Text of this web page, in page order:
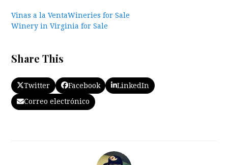
Vinas a la VentaWineries for Sale
Winery in Virginia for Sale
Share This
Twitter Facebook
LinkedIn
Correo electrónico